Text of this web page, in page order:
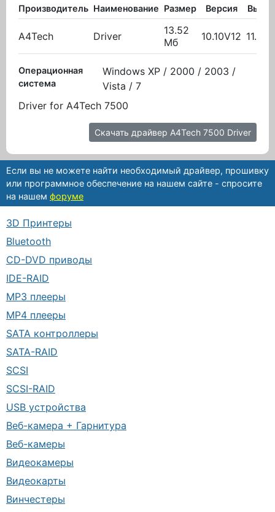
Производитель Наименование Размер Версия
A4Tech Driver
13.52
Мб
10.10V12
Операционная
система
Windows XP / 2000 / 2003 /
Vista / 7
Driver for A4Tech 7500
Скачать драйвер A4Tech 7500 Driver
Если вы не можете найти необходимый драйвер, прошивку
или программное обеспечение на нашем сайте - спросите
на нашем форуме
3D Принтеры
Bluetooth
CD-DVD приводы
IDE-RAID
MP3 плееры
MP4 плееры
SATA контроллеры
SATA-RAID
SCSI
SCSI-RAID
USB устройства
Веб-камера + Гарнитура
Веб-камеры
Видеокамеры
Видеокарты
Винчестеры